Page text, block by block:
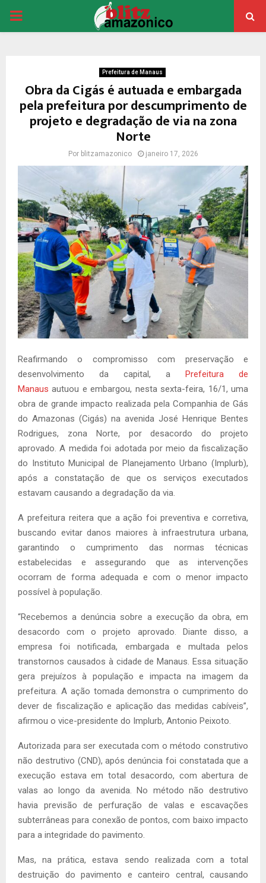
PRIMARY
Prefeitura de Manaus
Obra da Cigás é autuada e embargada
pela prefeitura por descumprimento de
projeto e degradação de via na zona
Norte
Por blitzamazonico janeiro 17, 2026
Reafirmando o compromisso com preservação e
desenvolvimento da capital, a Prefeitura de
Manaus autuou e embargou, nesta sexta-feira, 16/1, uma
obra de grande impacto realizada pela Companhia de Gás
do Amazonas (Cigás) na avenida José Henrique Bentes
Rodrigues, zona Norte, por desacordo do projeto
aprovado. A medida foi adotada por meio da fiscalização
do Instituto Municipal de Planejamento Urbano (Implurb),
após a constatação de que os serviços executados
estavam causando a degradação da via.
A prefeitura reitera que a ação foi preventiva e corretiva,
buscando evitar danos maiores à infraestrutura urbana,
garantindo o cumprimento das normas técnicas
estabelecidas e assegurando que as intervenções
ocorram de forma adequada e com o menor impacto
possível à população.
“Recebemos a denúncia sobre a execução da obra, em
desacordo com o projeto aprovado. Diante disso, a
empresa foi notificada, embargada e multada pelos
transtornos causados à cidade de Manaus. Essa situação
gera prejuízos à população e impacta na imagem da
prefeitura. A ação tomada demonstra o cumprimento do
dever de fiscalização e aplicação das medidas cabíveis”,
afirmou o vice-presidente do Implurb, Antonio Peixoto.
Autorizada para ser executada com o método construtivo
não destrutivo (CND), após denúncia foi constatada que a
execução estava em total desacordo, com abertura de
valas ao longo da avenida. No método não destrutivo
havia previsão de perfuração de valas e escavações
subterrâneas para conexão de pontos, com baixo impacto
para a integridade do pavimento.
Mas, na prática, estava sendo realizada com a total
destruição do pavimento e canteiro central, causando